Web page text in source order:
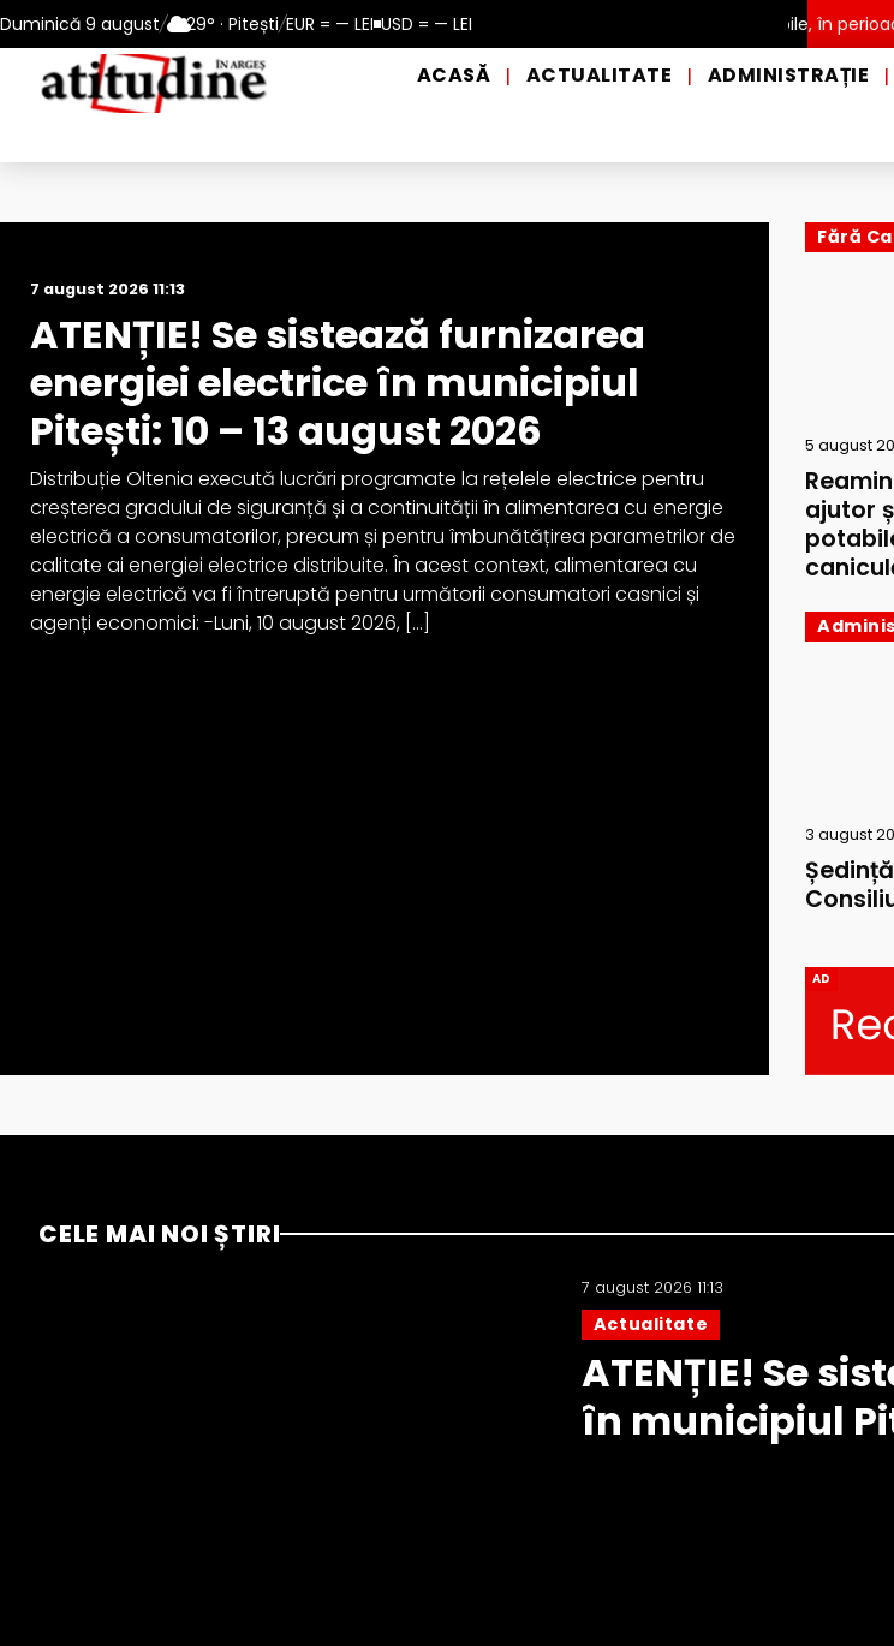
Duminică 9 august/ 29° · Pitești/EUR = — LEI USD = — LEI
august 2026 Reamintire: puncte de prim ajutor și de distribuire a apei potabile, în perioadele de
ACASĂ | ACTUALITATE | ADMINISTRAȚIE |
7 august 2026 11:13
ATENȚIE! Se sistează furnizarea
energiei electrice în municipiul
Pitești: 10 – 13 august 2026
Distribuție Oltenia execută lucrări programate la rețelele electrice pentru
creșterea gradului de siguranță și a continuității în alimentarea cu energie
electrică a consumatorilor, precum și pentru îmbunătățirea parametrilor de
calitate ai energiei electrice distribuite. În acest context, alimentarea cu
energie electrică va fi întreruptă pentru următorii consumatori casnici și
agenți economici: -Luni, 10 august 2026, […]
Fără
5 august
ajutor
3 august
AD
CELE MAI NOI ȘTIRI
7 august 2026 11:13
Actualitate
ATENȚIE! Se
în municipiul